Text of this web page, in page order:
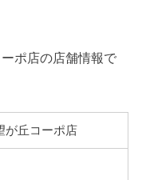
ポ店の店舗情報で
が丘コーポ店